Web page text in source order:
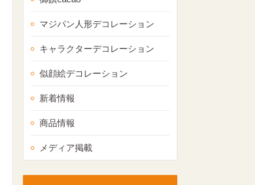
マジパン人形デコレーション
キャラクターデコレーション
似顔絵デコレーション
新着情報
商品情報
メディア掲載